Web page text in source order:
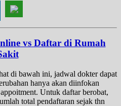
vs Daftar di Rumah
di bawah ini, jadwal dokter dapat
hanya akan diinfokan
Untuk daftar berobat,
total pendaftaran sejak thn